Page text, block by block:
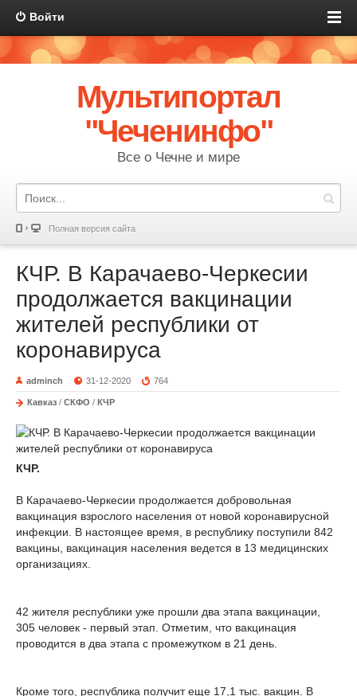
Войти
Мультипортал
"Чеченинфо"
Все о Чечне и мире
Полная версия сайта
КЧР. В Карачаево-Черкесии
продолжается вакцинации
жителей республики от
коронавируса
adminch 31-12-2020 764
Кавказ / СКФО / КЧР
КЧР.
В Карачаево-Черкесии продолжается добровольная
вакцинация взрослого населения от новой коронавирусной
инфекции. В настоящее время, в республику поступили 842
вакцины, вакцинация населения ведется в 13 медицинских
организациях.
42 жителя республики уже прошли два этапа вакцинации,
305 человек - первый этап. Отметим, что вакцинация
проводится в два этапа с промежутком в 21 день.
Кроме того, республика получит еще 17,1 тыс. вакцин. В